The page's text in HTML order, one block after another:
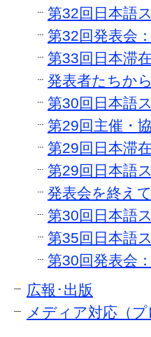
第32回日本語
第32回発表会
第33回日本滞
発表者たちか
第30回日本語
第29回主催・
第29回日本滞
第29回日本語
発表会を終え
第30回日本語
第35回日本語
第30回発表会
広報･出版
メディア対応（